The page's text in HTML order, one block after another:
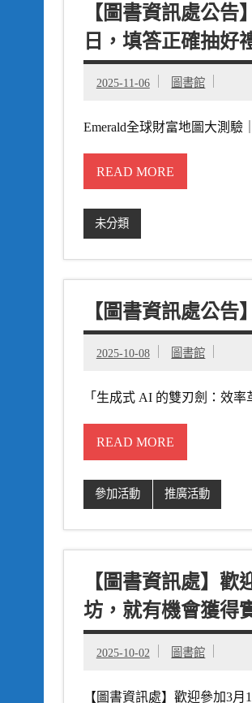
【圖書資訊處公
日，填答正確抽好
2025-11-06 圖書館
Emerald全球財富地圖大測驗
READ MORE
未分類
【圖書資訊處公
2025-10-08 圖書館
「生成式 AI 的雙刃劍：效
READ MORE
參加活動 推廣活動
【圖書資訊處】
坊，就有機會獲得
2025-10-02 圖書館
【圖書資訊處】歡迎參加3